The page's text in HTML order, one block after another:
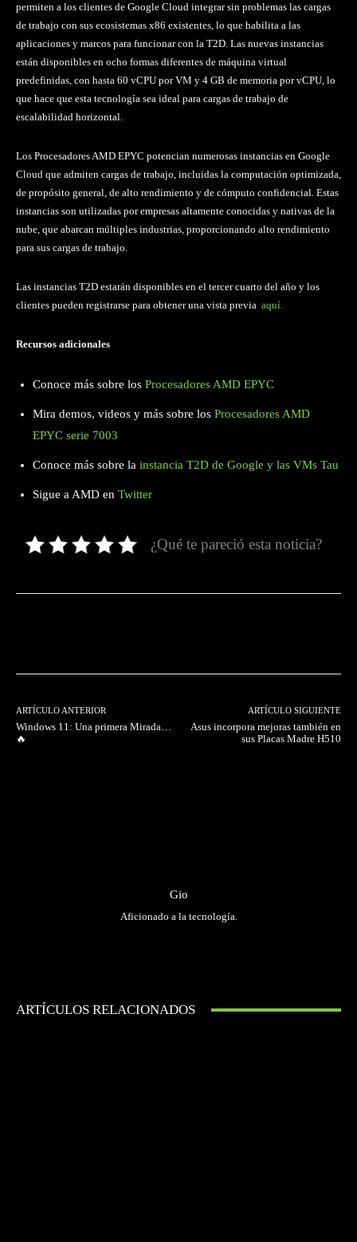
permiten a los clientes de Google Cloud integrar sin problemas las cargas
de trabajo con sus ecosistemas x86 existentes, lo que habilita a las
aplicaciones y marcos para funcionar con la T2D. Las nuevas instancias
están disponibles en ocho formas diferentes de máquina virtual
predefinidas, con hasta 60 vCPU por VM y 4 GB de memoria por vCPU, lo
que hace que esta tecnología sea ideal para cargas de trabajo de
escalabilidad horizontal.
Los Procesadores AMD EPYC potencian numerosas instancias en Google
Cloud que admiten cargas de trabajo, incluidas la computación optimizada,
de propósito general, de alto rendimiento y de cómputo confidencial. Estas
instancias son utilizadas por empresas altamente conocidas y nativas de la
nube, que abarcan múltiples industrias, proporcionando alto rendimiento
para sus cargas de trabajo.
Las instancias T2D estarán disponibles en el tercer cuarto del año y los
clientes pueden registrarse para obtener una vista previa aquí.
Recursos adicionales
Conoce más sobre los Procesadores AMD EPYC
Mira demos, videos y más sobre los Procesadores AMD
EPYC serie 7003
Conoce más sobre la instancia T2D de Google y las VMs Tau
Sigue a AMD en Twitter
¿Qué te pareció esta noticia?
ARTÍCULO ANTERIOR
Windows 11: Una primera Mirada…
🔥
ARTÍCULO SIGUIENTE
Asus incorpora mejoras también en
sus Placas Madre H510
Gio
Aficionado a la tecnología.
ARTÍCULOS RELACIONADOS